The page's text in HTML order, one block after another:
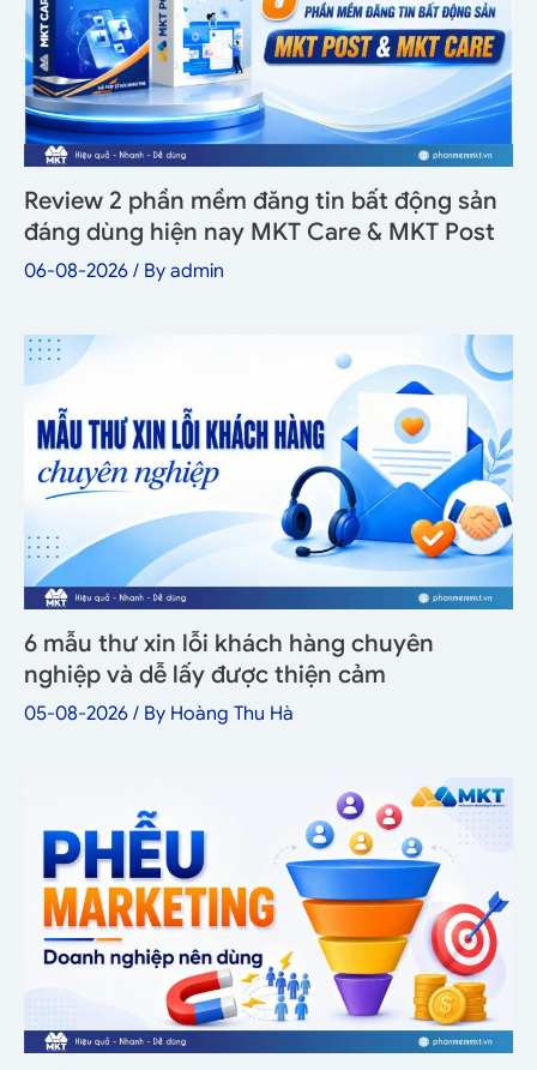
Review 2 phần mềm đăng tin bất động sản
đáng dùng hiện nay MKT Care & MKT Post
06-08-2026 / By admin
6 mẫu thư xin lỗi khách hàng chuyên
nghiệp và dễ lấy được thiện cảm
05-08-2026 / By Hoàng Thu Hà